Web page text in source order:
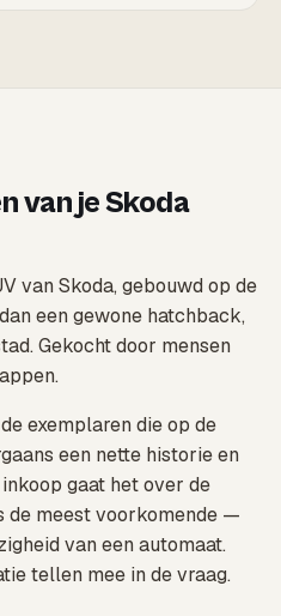
van je Skoda
van Skoda, gebouwd op de
een gewone hatchback,
Gekocht door mensen
exemplaren die op de
een nette historie en
gaat het over de
de meest voorkomende —
van een automaat.
tellen mee in de vraag.